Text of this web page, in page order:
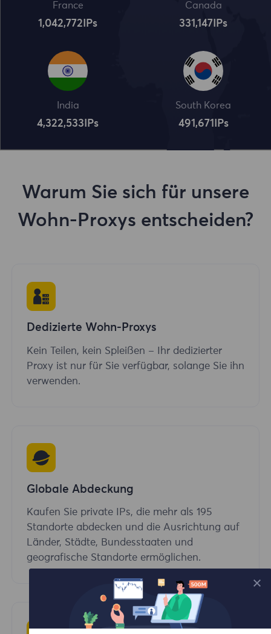
France
1,042,773 IPs
Canada
331,148 IPs
India
4,322,534 IPs
South Korea
491,672 IPs
Warum Sie sich für unsere
Wohn-Proxys entscheiden?
Dedizierte Wohn-Proxys
Kein Teilen, kein Spleißen – Ihr dedizierter
Proxy ist nur für Sie verfügbar, solange Sie ihn
verwenden.
Globale Abdeckung
Kaufen Sie private IPs, die mehr als 195
Standorte abdecken und die Ausrichtung auf
Länder, Städte, Bundesstaaten und
geografische Standorte ermöglichen.